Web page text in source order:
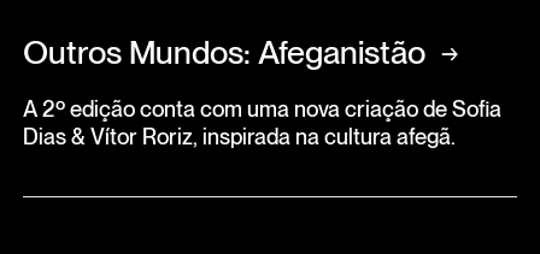
Outros Mundos: Afeganistão →
A 2º edição conta com uma nova criação de Sofia
Dias & Vítor Roriz, inspirada na cultura afegã.